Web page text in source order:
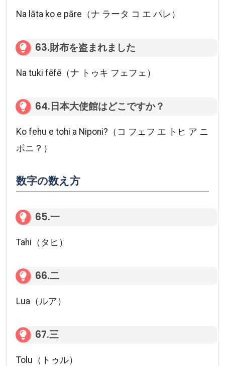
Na lāta ko e pāre（ナ ラータ コ エ パレ）
63.財布を盗まれました
Na tuki fēfē（ナ トゥキ フェフェ）
64.日本大使館はどこですか？
Ko fehu e tohi a Niponi?（コ フェフ エ トヒ ア ニ
ポニ？）
数字の数え方
65.一
Tahi（タヒ）
66.二
Lua（ルア）
67.三
Tolu（トゥル）